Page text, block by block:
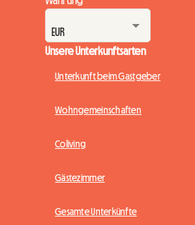
Unsere Unterkunftsarten
Unterkunft beim Gastgeber
Wohngemeinschaften
Coliving
Gästezimmer
Gesamte Unterkünfte